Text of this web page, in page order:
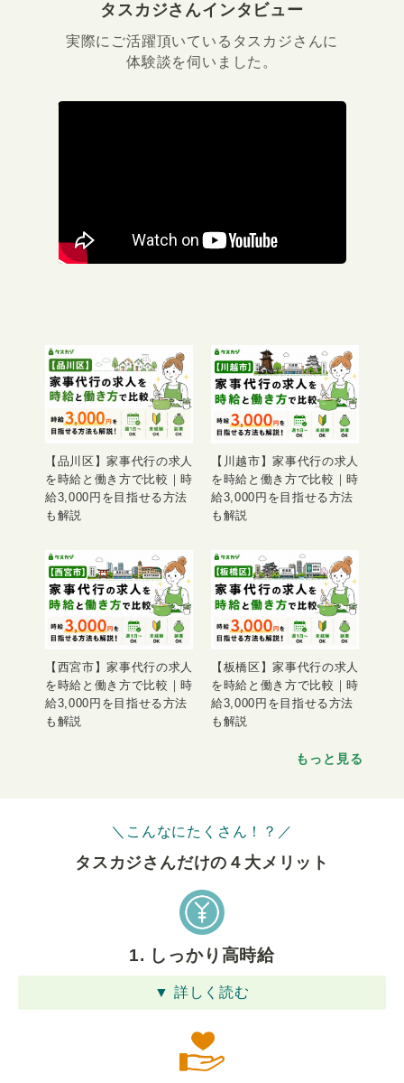
タスカジさんインタビュー
実際にご活躍頂いているタスカジさんに
体験談を伺いました。
【品川区】家事代行の求人
を時給と働き方で比較｜時
給3,000円を目指せる方法
も解説
【川越市】家事代行の求人
を時給と働き方で比較｜時
給3,000円を目指せる方法
も解説
【西宮市】家事代行の求人
を時給と働き方で比較｜時
給3,000円を目指せる方法
も解説
【板橋区】家事代行の求人
を時給と働き方で比較｜時
給3,000円を目指せる方法
も解説
もっと見る
＼こんなにたくさん！？／
タスカジさんだけの４⼤メリット
1. しっかり高時給
▼ 詳しく読む